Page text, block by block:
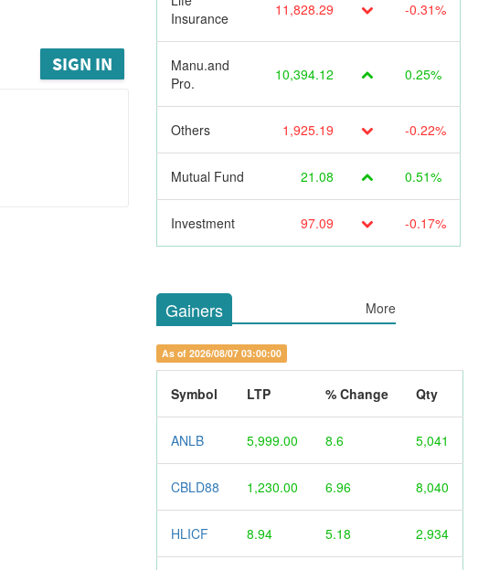
SIGN IN
Insurance
11,828.29 -0.31%
Manu.and
Pro.
10,394.12 0.25%
Others 1,925.19 -0.22%
Mutual Fund 21.08 0.51%
Investment 97.09 -0.17%
Gainers More
As of 2026/08/07 03:00:00
Symbol LTP % Change Qty
ANLB 5,999.00 8.6 5,041
CBLD88 1,230.00 6.96 8,040
HLICF 8.94 5.18 2,934